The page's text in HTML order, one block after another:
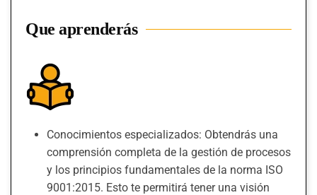
Que aprenderás
Conocimientos especializados: Obtendrás una
comprensión completa de la gestión de procesos
y los principios fundamentales de la norma ISO
9001:2015. Esto te permitirá tener una visión